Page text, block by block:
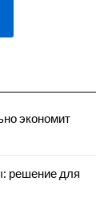
экономит
решение для